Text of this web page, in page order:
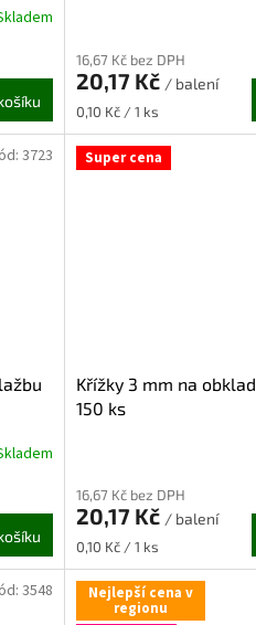
16,67 Kč bez DPH
20,17 Kč / balení
Měrná
0,10 Kč / 1 ks
3723 Super cena
Křížky 3 mm na
150 ks
16,67 Kč bez DPH
20,17 Kč / balení
Měrná
0,10 Kč / 1 ks
3548 Nejlepší cena v
regionu